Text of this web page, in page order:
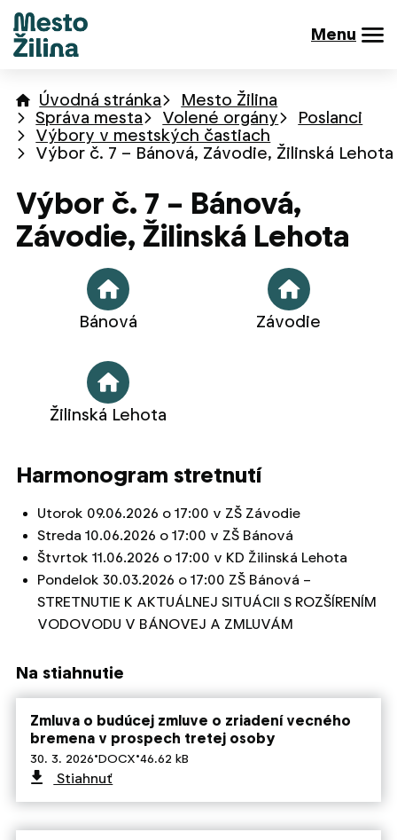
Menu
Úvodná stránka
Mesto Žilina
Správa mesta
Volené orgány
Poslanci
Výbory v mestských častiach
Výbor č. 7 – Bánová, Závodie, Žilinská Lehota
Výbor č. 7 – Bánová,
Závodie, Žilinská Lehota
Bánová Závodie
Žilinská Lehota
Harmonogram stretnutí
Utorok 09.06.2026 o 17:00 v ZŠ Závodie
Streda 10.06.2026 o 17:00 v ZŠ Bánová
Štvrtok 11.06.2026 o 17:00 v KD Žilinská Lehota
Pondelok 30.03.2026 o 17:00 ZŠ Bánová –
STRETNUTIE K AKTUÁLNEJ SITUÁCII S ROZŠÍRENÍM
VODOVODU V BÁNOVEJ A ZMLUVÁM
Na stiahnutie
Zmluva o budúcej zmluve o zriadení vecného
bremena v prospech tretej osoby
30. 3. 2026·DOCX·46.62 kB
Stiahnuť